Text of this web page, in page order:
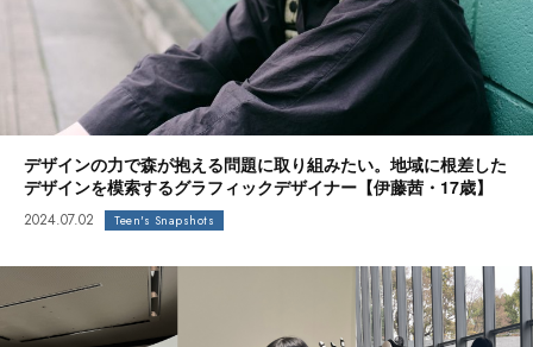
デザインの力で森が抱える問題に取り組みたい。地域に根差した
デザインを模索するグラフィックデザイナー【伊藤茜・17歳】
2024.07.02 Teen's Snapshots